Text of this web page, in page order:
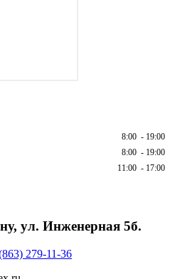
8:00 - 19:00
8:00 - 19:00
11:00 - 17:00
ул. Инженерная 5б.
279-11-36